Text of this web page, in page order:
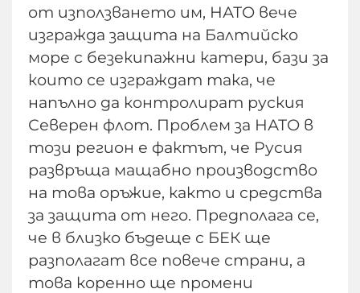
от използването им, НАТО вече
изгражда защита на Балтийско
море с безекипажни катери, бази за
които се изграждат така, че
напълно да контролират руския
Северен флот. Проблем за НАТО в
този регион е фактът, че Русия
развръща мащабно производство
на това оръжие, както и средства
за защита от него. Предполага се,
че в близко бъдеще с БЕК ще
разполагат все повече страни, а
това коренно ще промени